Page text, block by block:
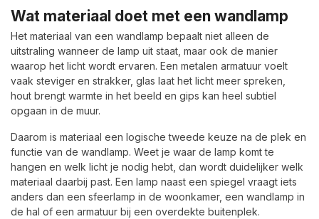
Wat materiaal doet met een wandlamp
Het materiaal van een wandlamp bepaalt niet alleen de
uitstraling wanneer de lamp uit staat, maar ook de manier
waarop het licht wordt ervaren. Een metalen armatuur voelt
vaak steviger en strakker, glas laat het licht meer spreken,
hout brengt warmte in het beeld en gips kan heel subtiel
opgaan in de muur.
Daarom is materiaal een logische tweede keuze na de plek en
functie van de wandlamp. Weet je waar de lamp komt te
hangen en welk licht je nodig hebt, dan wordt duidelijker welk
materiaal daarbij past. Een lamp naast een spiegel vraagt iets
anders dan een sfeerlamp in de woonkamer, een wandlamp in
de hal of een armatuur bij een overdekte buitenplek.